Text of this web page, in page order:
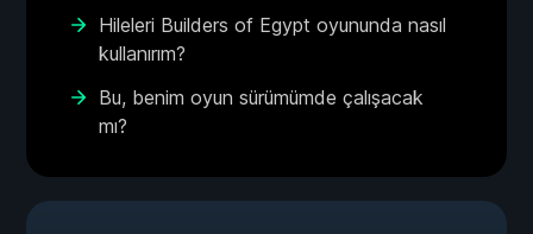
Hileleri Builders of Egypt oyununda nasıl
kullanırım?
Bu, benim oyun sürümümde çalışacak
mı?